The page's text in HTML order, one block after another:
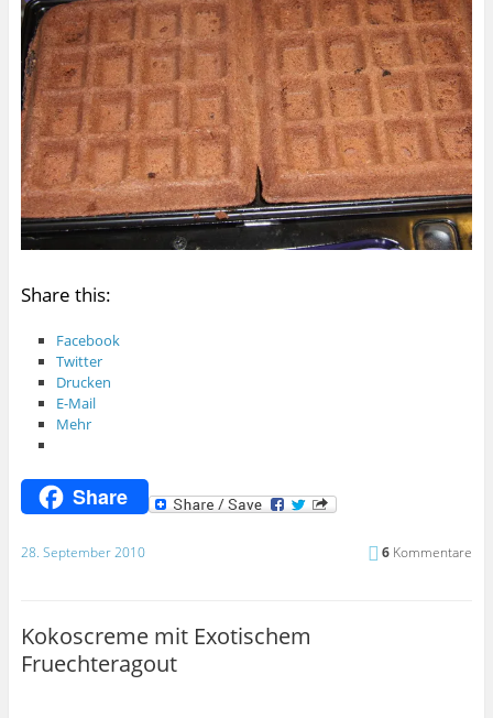
Share this:
Facebook
Twitter
Drucken
E-Mail
Mehr
Share
28. September 2010 6 Kommentare
Kokoscreme mit Exotischem
Fruechteragout